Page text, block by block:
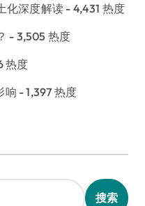
化深度解读 - 4,431 热度
- 3,505 热度
热度
响 - 1,397 热度
搜索